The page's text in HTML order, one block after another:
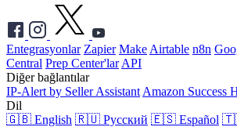
Entegrasyonlar Zapier Make Airtable n8n
Central Prep Center'lar API
Diğer bağlantılar
IP-Alert by Seller Assistant Amazon Success
Dil
🇬🇧 English 🇷🇺 Русский 🇪🇸 Español